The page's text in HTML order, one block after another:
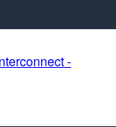
-